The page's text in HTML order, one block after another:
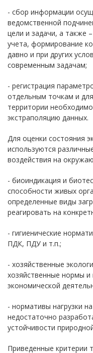
- сбор информации
ведомственной
цели и задачи, а также
учета, формирование
давно и при других
современным задачам;
- регистрация
отдельным точкам и
территории
экстраполяцию данных.
Для оценки состояния
используются
воздействия на
- биоиндикация и
способности живых
определенные виды
реагировать на
- гигиенические
ПДК, ПДУ и т.п.;
- хозяйственные
хозяйственные нормы и
экономической
- нормативы нагрузки
недостаточно
устойчивости
Приведенные критерии